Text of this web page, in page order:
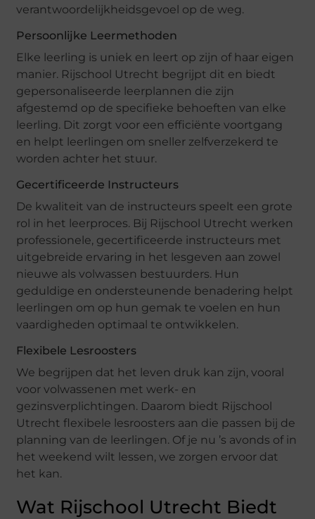
verantwoordelijkheidsgevoel op de weg.
Persoonlijke Leermethoden
Elke leerling is uniek en leert op zijn of haar eigen
manier. Rijschool Utrecht begrijpt dit en biedt
gepersonaliseerde leerplannen die zijn
afgestemd op de specifieke behoeften van elke
leerling. Dit zorgt voor een efficiënte voortgang
en helpt leerlingen om sneller zelfverzekerd te
worden achter het stuur.
Gecertificeerde Instructeurs
De kwaliteit van de instructeurs speelt een grote
rol in het leerproces. Bij Rijschool Utrecht werken
professionele, gecertificeerde instructeurs met
uitgebreide ervaring in het lesgeven aan zowel
nieuwe als volwassen bestuurders. Hun
geduldige en ondersteunende benadering helpt
leerlingen om op hun gemak te voelen en hun
vaardigheden optimaal te ontwikkelen.
Flexibele Lesroosters
We begrijpen dat het leven druk kan zijn, vooral
voor volwassenen met werk- en
gezinsverplichtingen. Daarom biedt Rijschool
Utrecht flexibele lesroosters aan die passen bij de
planning van de leerlingen. Of je nu ’s avonds of in
het weekend wilt lessen, we zorgen ervoor dat
het kan.
Wat Rijschool Utrecht Biedt